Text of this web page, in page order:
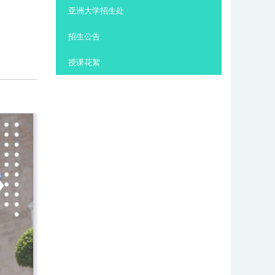
亚洲大学招生处
招生公告
授课花絮